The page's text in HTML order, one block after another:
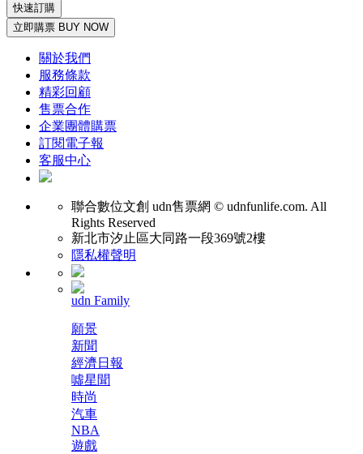
快速訂購
立即購票 BUY NOW
關於我們
服務條款
精彩回顧
售票合作
企業團體購票
訂閱電子報
客服中心
聯合數位文創 udn售票網 © udnfunlife.com. All
Rights Reserved
新北市汐止區大同路一段369號2樓
隱私權聲明
udn Family
願景
新聞
經濟日報
噓星聞
時尚
汽車
NBA
遊戲